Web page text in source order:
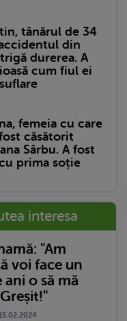
tânărul de 34
din
durerea. A
cum fiul ei
femeia cu care
căsătorit
Sârbu. A fost
prima soție
interesa
"Am
voi face un
o să mă